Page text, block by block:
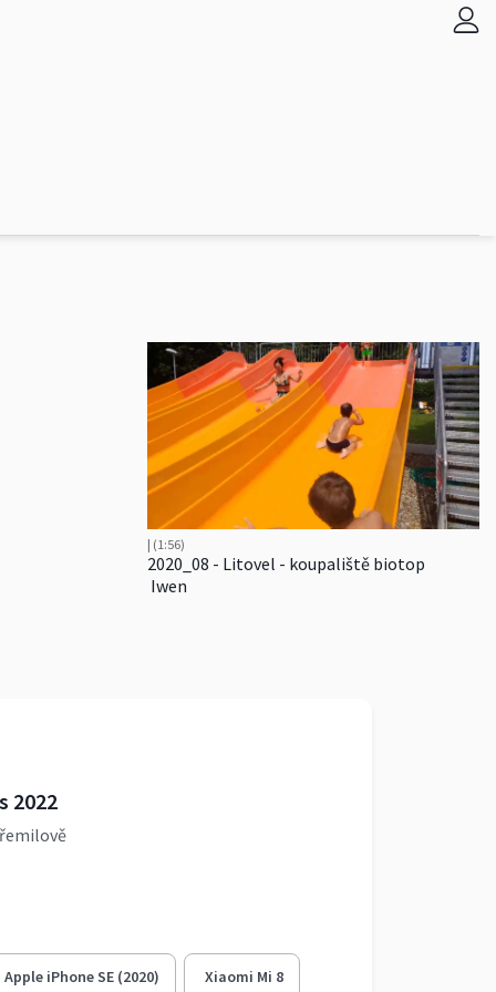
| (1:56)
2020_08 - Litovel - koupaliště biotop
Iwen
2022
Apple iPhone SE (2020) Xiaomi Mi 8